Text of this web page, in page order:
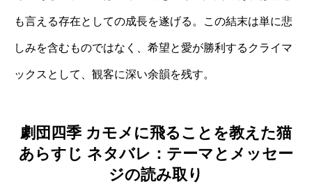
も言える存在としての成長を遂げる。この結末は単に悲
しみを含むものではなく、希望と愛が勝利するクライマ
ックスとして、観客に深い余韻を残す。
劇団四季 カモメに飛ることを教えた猫
あらすじ ネタバレ：テーマとメッセー
ジの読み取り